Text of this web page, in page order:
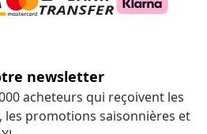
newsletter
acheteurs qui reçoivent les
promotions saisonnières et